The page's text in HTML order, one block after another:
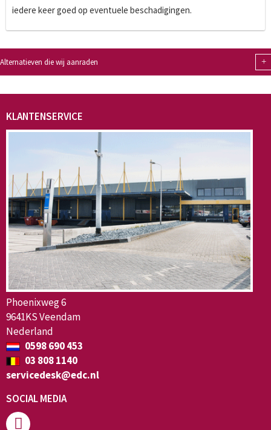
iedere keer goed op eventuele beschadigingen.
Alternatieven die wij aanraden +
KLANTENSERVICE
Phoenixweg 6
9641KS Veendam
Nederland
0598 690 453
03 808 1140
servicedesk@edc.nl
SOCIAL MEDIA